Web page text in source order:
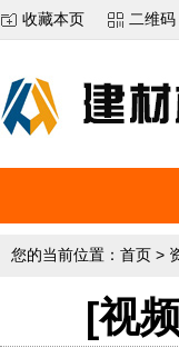
收藏本页 二维码
您的当前位置： 首页 >
[视